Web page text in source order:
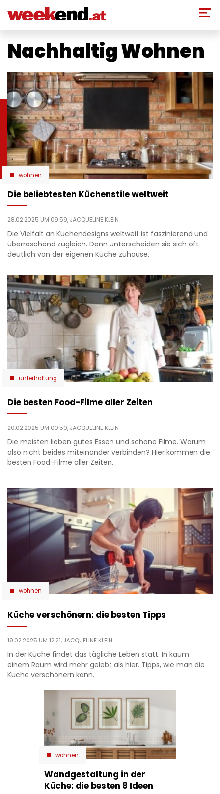
zum
Nachhaltig Wohnen
wohnen
Die beliebtesten Küchenstile weltweit
28.02.2025 UM 09:59, JACQUELINE KLEIN
Die Vielfalt an Küchendesigns weltweit ist faszinierend und
überraschend zugleich. Denn unterscheiden sie sich oft
deutlich von der eigenen Küche zuhause.
unterhaltung
Die besten Food-Filme aller Zeiten
20.02.2025 UM 09:59, JACQUELINE KLEIN
Die meisten lieben gutes Essen und schöne Filme. Warum
also nicht beides miteinander verbinden? Hier kommen die
besten Food-Filme aller Zeiten.
wohnen
Küche verschönern: die besten Tipps
19.02.2025 UM 12:21, JACQUELINE KLEIN
In der Küche findet das tägliche Leben statt. In kaum
einem Raum wird mehr gelebt als hier. Tipps, wie man die
Küche verschönern kann.
wohnen
Wandgestaltung in der
Küche: die besten 8 Ideen